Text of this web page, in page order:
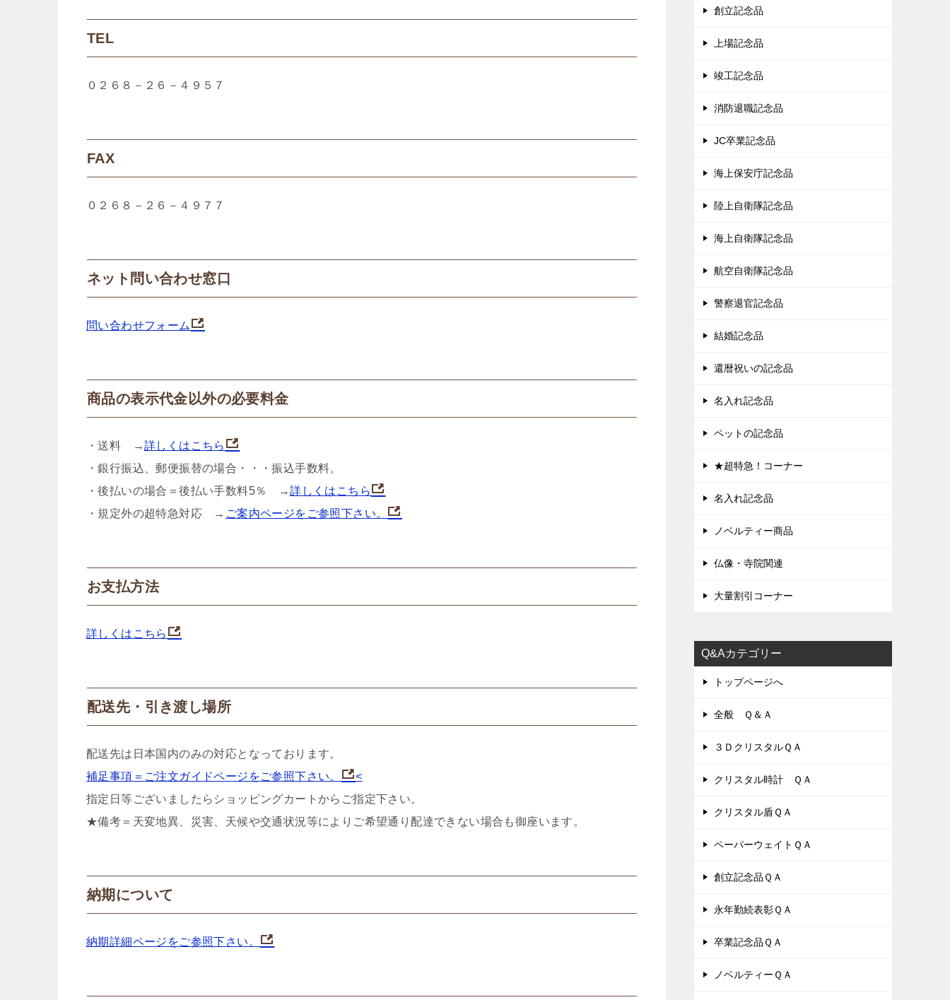
TEL
０２６８－２６－４９５７
FAX
０２６８－２６－４９７７
ネット問い合わせ窓口
問い合わせフォーム
商品の表示代金以外の必要料金
・送料 →詳しくはこちら
・銀行振込、郵便振替の場合・・・振込手数料。
・後払いの場合＝後払い手数料5％ →詳しくはこちら
・規定外の超特急対応 → ご案内ページをご参照下さい。
お支払方法
詳しくはこちら
配送先・引き渡し場所
配送先は日本国内のみの対応となっております。
補足事項＝ご注文ガイドページをご参照下さい。
<
指定日等ございましたらショッピングカートからご指定下さい。
★備考＝天変地異、災害、天候や交通状況等によりご希望通り配達できない場合も御座います。
納期について
納期詳細ページをご参照下さい。
創立記念品
上場記念品
竣工記念品
消防退職記念品
JC卒業記念品
海上保安庁記念品
陸上自衛隊記念品
海上自衛隊記念品
航空自衛隊記念品
警察退官記念品
結婚記念品
還暦祝いの記念品
名入れ記念品
ペットの記念品
★超特急！コーナー
名入れ記念品
ノベルティー商品
仏像・寺院関連
大量割引コーナー
Q&Aカテゴリー
トップページへ
全般 Ｑ＆Ａ
３ＤクリスタルＱＡ
クリスタル時計 ＱＡ
クリスタル盾ＱＡ
ペーパーウェイトＱＡ
創立記念品ＱＡ
永年勤続表彰ＱＡ
卒業記念品ＱＡ
ノベルティーＱＡ